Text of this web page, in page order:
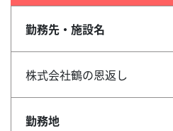
勤務先・施設名
株式会社鶴の恩返し
勤務地